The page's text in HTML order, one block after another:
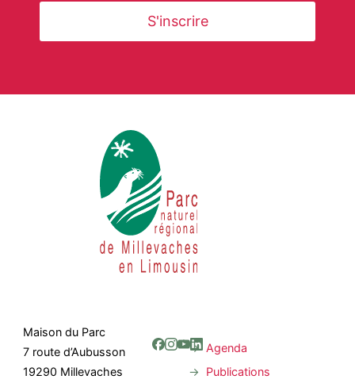
Maison du Parc
7 route d’Aubusson
19290 Millevaches
Agenda
Publications